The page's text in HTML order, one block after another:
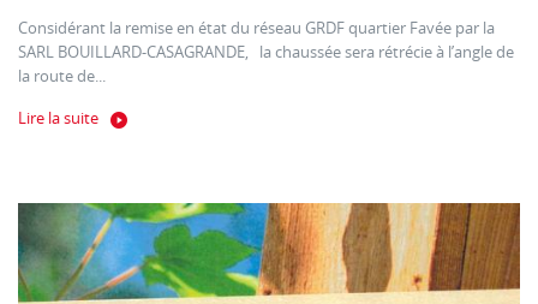
Considérant la remise en état du réseau GRDF quartier Favée par la
SARL BOUILLARD-CASAGRANDE, la chaussée sera rétrécie à l’angle de
la route de...
Lire la suite